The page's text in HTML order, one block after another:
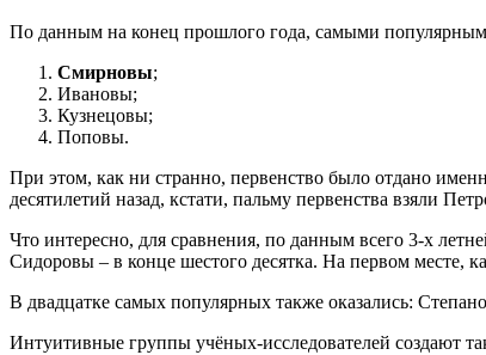
По данным на конец прошлого года, самыми
Смирновы;
Ивановы;
Кузнецовы;
Поповы.
При этом, как ни странно, первенство было отдано
десятилетий назад, кстати, пальму первенства взяли
Что интересно, для сравнения, по данным всего 3-х
Сидоровы – в конце шестого десятка. На первом месте,
В двадцатке самых популярных также оказались:
Интуитивные группы учёных-исследователей создают